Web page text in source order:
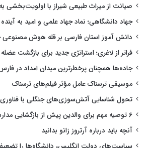
صیانت از میراث طبیعی شیراز با اولویت‌بخشی
جهاد دانشگاهی؛ نماد جهاد علمی و امید به
دانش آموز استان فارسی بر قله هوش مصنوعی
فراتر از لاغری؛ استراتژی جدید برای بازگشت
جاده‌ها همچنان پرخطرترین میدان امداد در
موسیقی ترسناک عامل مؤثر فیلم‌های ترسناک
تحول شناسایی آتش‌سوزی‌های جنگلی با
۶ توصیه مهم برای والدین پیش از بازگشایی مدارس
آنچه باید درباره آرتروز زانو بدانید